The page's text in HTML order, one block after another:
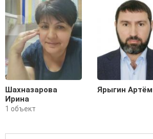
Шахназарова
Ирина
1 объект
Ярыгин Артём